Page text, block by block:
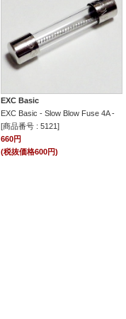
EXC Basic
EXC Basic - Slow Blow Fuse 4A -
[商品番号 : 5121]
660円
(税抜価格600円)